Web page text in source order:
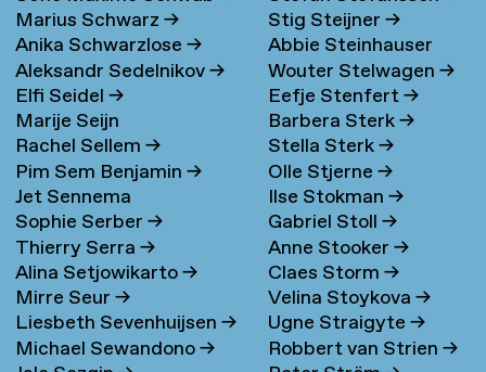
Marius Schwarz→
Anika Schwarzlose→
Aleksandr Sedelnikov→
Elfi Seidel→
Marije Seijn
Rachel Sellem→
Pim Sem Benjamin→
Jet Sennema
Sophie Serber→
Thierry Serra→
Alina Setjowikarto→
Mirre Seur→
Liesbeth Sevenhuijsen→
Michael Sewandono→
Stig Steijner→
Abbie Steinhauser
Wouter Stelwagen→
Eefje Stenfert→
Barbera Sterk→
Stella Sterk→
Olle Stjerne→
Ilse Stokman→
Gabriel Stoll→
Anne Stooker→
Claes Storm→
Velina Stoykova→
Ugne Straigyte→
Robbert van Strien→